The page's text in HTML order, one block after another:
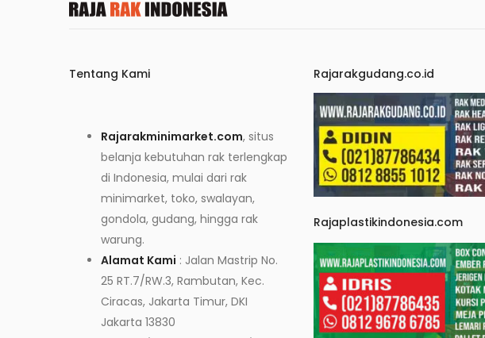
Tentang Kami
Rajarakminimarket.com, situs
belanja kebutuhan rak terlengkap
di Indonesia, mulai dari rak
minimarket, toko, swalayan,
gondola, gudang, hingga rak
warung.
Alamat Kami : Jalan Mastrip No.
25 RT.7/RW.3, Rambutan, Kec.
Ciracas, Jakarta Timur, DKI
Jakarta 13830
Rajarakgudang.co.id
Rajaplastikindonesia.com